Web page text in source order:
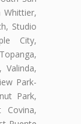
Whittier,
Studio
City,
Valinda,
Park-
Park,
Covina,